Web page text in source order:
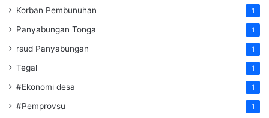
Korban Pembunuhan 1
Panyabungan Tonga 1
rsud Panyabungan 1
Tegal 1
#Ekonomi desa 1
#Pemprovsu 1